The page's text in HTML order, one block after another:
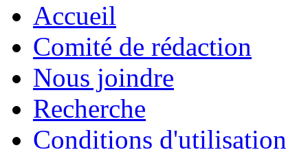
Accueil
Comité de rédaction
Nous joindre
Recherche
Conditions d'utilisation